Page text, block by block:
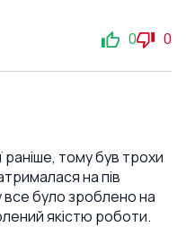
0 0
раніше, тому був трохи
на пів
було зроблено на
якістю роботи.